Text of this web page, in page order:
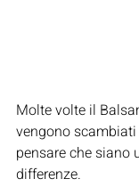
Molte volte il
vengono
pensare che siano
differenze.